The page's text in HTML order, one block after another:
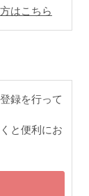
はこちら
録を行って
と便利にお